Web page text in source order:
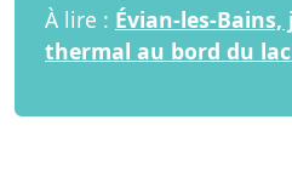
À lire : Évian-les-
thermal au bord du